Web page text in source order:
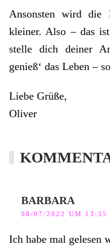
Ansonsten wird die
kleiner. Also – das
stelle dich deiner
genieß‘ das Leben –
Liebe Grüße,
Oliver
BARBARA
08/07/2022 UM 13:35
Ich habe mal gelesen